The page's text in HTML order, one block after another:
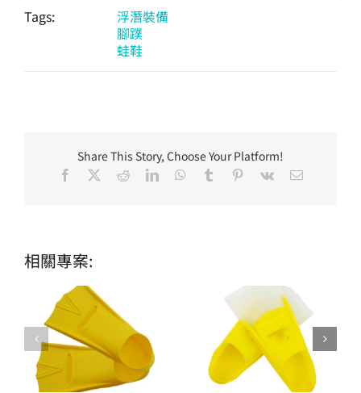
Tags:
浮潛裝備
腳蹼
蛙鞋
Share This Story, Choose Your Platform!
Facebook RedditLinkedInWhatsApp
Tumblr Pinterest
Vk Email:
相關專案: